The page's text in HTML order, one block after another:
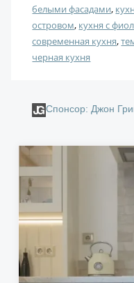
белыми фасадами,
островом, кухня с
современная кухня,
черная кухня
Спонсор: Джон